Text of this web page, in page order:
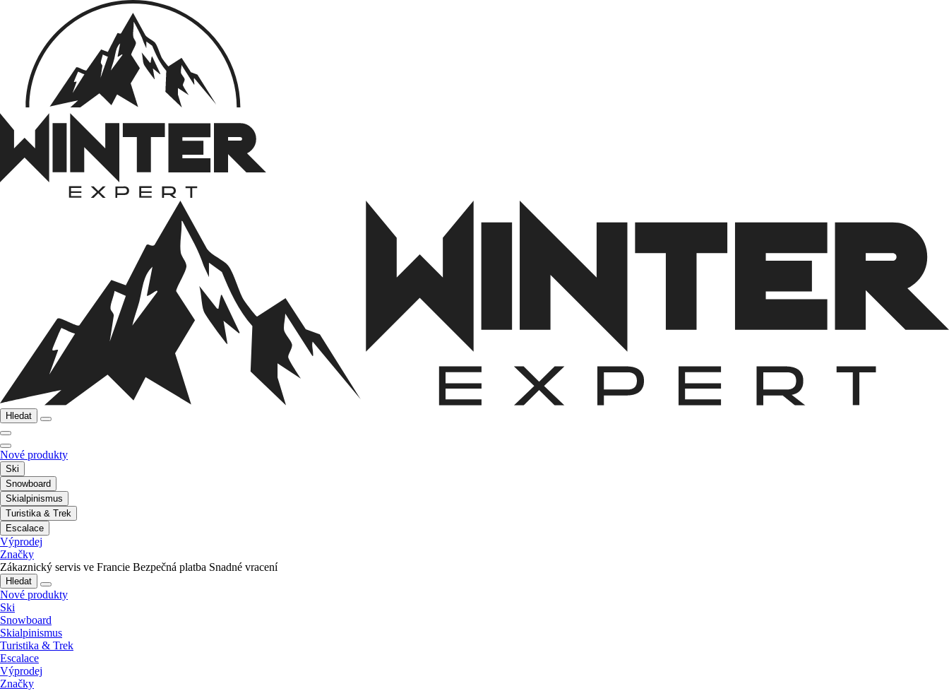
Hledat
Nové produkty
Ski
Snowboard
Skialpinismus
Turistika & Trek
Escalace
Výprodej
Značky
Zákaznický servis ve Francie Bezpečná platba Snadné vracení
Hledat
Nové produkty
Ski
Snowboard
Skialpinismus
Turistika & Trek
Escalace
Výprodej
Značky